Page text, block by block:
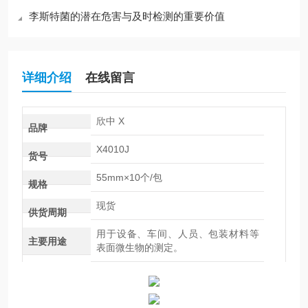
李斯特菌的潜在危害与及时检测的重要价值
详细介绍 在线留言
品牌
欣中 X
货号
X4010J
规格
55mm×10个/包
供货周期
现货
主要用途
用于设备、车间、人员、包装材料等
表面微生物的测定。